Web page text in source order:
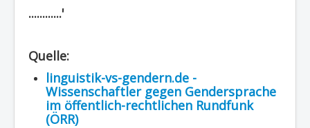
............'
Quelle:
linguistik-vs-gendern.de -
Wissenschaftler gegen Gendersprache
im öffentlich-rechtlichen Rundfunk
(ÖRR)